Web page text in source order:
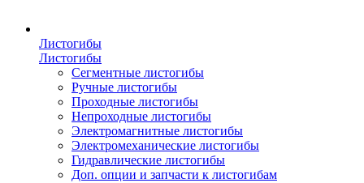
Листогибы
Листогибы
Сегментные листогибы
Ручные листогибы
Проходные листогибы
Непроходные листогибы
Электромагнитные листогибы
Электромеханические листогибы
Гидравлические листогибы
Доп. опции и запчасти к листогибам